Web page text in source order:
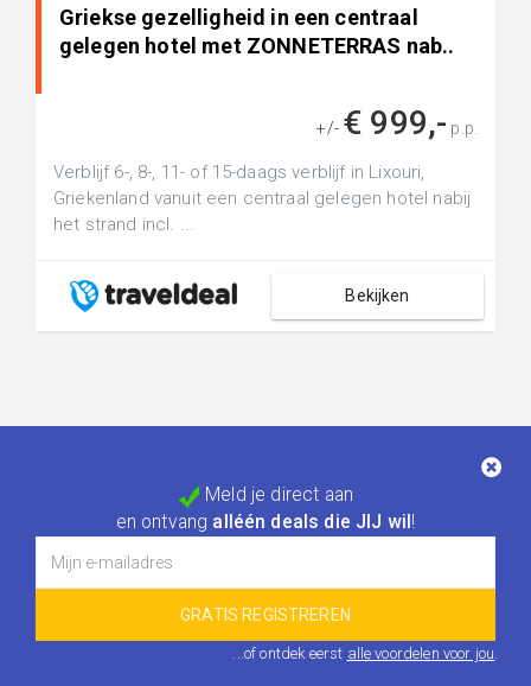
Griekse gezelligheid in een centraal
gelegen hotel met ZONNETERRAS nab..
+/- € 999,- p.p.
Verblijf 6-, 8-, 11- of 15-daags verblijf in Lixouri,
Griekenland vanuit een centraal gelegen hotel nabij
het strand incl. ...
Bekijken
Meld je direct aan
en ontvang alléén deals die JIJ wil !
...of ontdek eerst alle voordelen voor jou.